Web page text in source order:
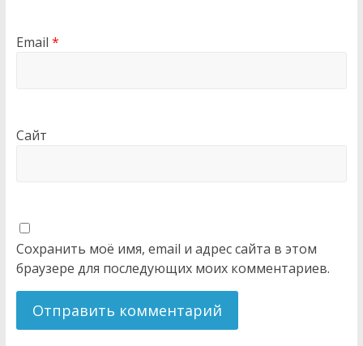
Email *
Сайт
Сохранить моё имя, email и адрес сайта в этом
браузере для последующих моих комментариев.